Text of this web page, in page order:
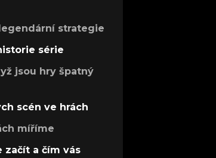
strategie
série
jsou hry špatný
scén ve hrách
míříme
začít a čím vás